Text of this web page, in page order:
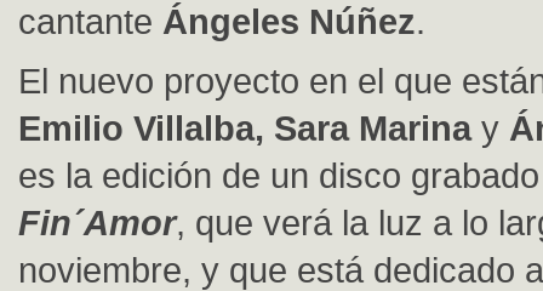
cantante Ángeles Núñez.
El nuevo proyecto en el que
Emilio Villalba, Sara Marinay
es la edición de un disco
Fin´Amor, que verá la luz a lo
noviembre, y que está dedicado